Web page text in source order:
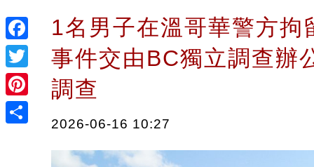
Facebook
Twitter
Pinterest
1名男子在溫哥華警方拘
事件交由BC獨立調查辦
調查
2026-06-16 10:27